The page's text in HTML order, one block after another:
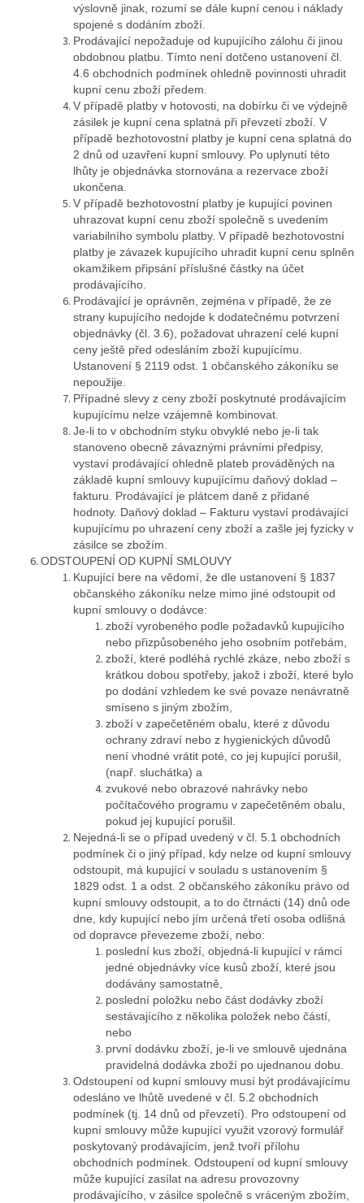
výslovně jinak, rozumí se dále kupní cenou i náklady
spojené s dodáním zboží.
Prodávající nepožaduje od kupujícího zálohu či jinou
obdobnou platbu. Tímto není dotčeno ustanovení čl.
4.6 obchodních podmínek ohledně povinnosti uhradit
kupní cenu zboží předem.
V případě platby v hotovosti, na dobírku či ve výdejně
zásilek je kupní cena splatná při převzetí zboží. V
případě bezhotovostní platby je kupní cena splatná do
2 dnů od uzavření kupní smlouvy. Po uplynutí této
lhůty je objednávka stornována a rezervace zboží
ukončena.
V případě bezhotovostní platby je kupující povinen
uhrazovat kupní cenu zboží společně s uvedením
variabilního symbolu platby. V případě bezhotovostní
platby je závazek kupujícího uhradit kupní cenu splněn
okamžikem připsání příslušné částky na účet
prodávajícího.
Prodávající je oprávněn, zejména v případě, že ze
strany kupujícího nedojde k dodatečnému potvrzení
objednávky (čl. 3.6), požadovat uhrazení celé kupní
ceny ještě před odesláním zboží kupujícímu.
Ustanovení § 2119 odst. 1 občanského zákoníku se
nepoužije.
Případné slevy z ceny zboží poskytnuté prodávajícím
kupujícímu nelze vzájemně kombinovat.
Je-li to v obchodním styku obvyklé nebo je-li tak
stanoveno obecně závaznými právními předpisy,
vystaví prodávající ohledně plateb prováděných na
základě kupní smlouvy kupujícímu daňový doklad –
fakturu. Prodávající je plátcem daně z přidané
hodnoty. Daňový doklad – Fakturu vystaví prodávající
kupujícímu po uhrazení ceny zboží a zašle jej fyzicky v
zásilce se zbožím.
ODSTOUPENÍ OD KUPNÍ SMLOUVY
Kupující bere na vědomí, že dle ustanovení § 1837
občanského zákoníku nelze mimo jiné odstoupit od
kupní smlouvy o dodávce:
zboží vyrobeného podle požadavků kupujícího
nebo přizpůsobeného jeho osobním potřebám,
zboží, které podléhá rychlé zkáze, nebo zboží s
krátkou dobou spotřeby, jakož i zboží, které bylo
po dodání vzhledem ke své povaze nenávratně
smíseno s jiným zbožím,
zboží v zapečetěném obalu, které z důvodu
ochrany zdraví nebo z hygienických důvodů
není vhodné vrátit poté, co jej kupující porušil,
(např. sluchátka) a
zvukové nebo obrazové nahrávky nebo
počítačového programu v zapečetěném obalu,
pokud jej kupující porušil.
Nejedná-li se o případ uvedený v čl. 5.1 obchodních
podmínek či o jiný případ, kdy nelze od kupní smlouvy
odstoupit, má kupující v souladu s ustanovením §
1829 odst. 1 a odst. 2 občanského zákoníku právo od
kupní smlouvy odstoupit, a to do čtrnácti (14) dnů ode
dne, kdy kupující nebo jím určená třetí osoba odlišná
od dopravce převezeme zboží, nebo:
poslední kus zboží, objedná-li kupující v rámci
jedné objednávky více kusů zboží, které jsou
dodávány samostatně,
poslední položku nebo část dodávky zboží
sestávajícího z několika položek nebo částí,
nebo
první dodávku zboží, je-li ve smlouvě ujednána
pravidelná dodávka zboží po ujednanou dobu.
Odstoupení od kupní smlouvy musí být prodávajícímu
odesláno ve lhůtě uvedené v čl. 5.2 obchodních
podmínek (tj. 14 dnů od převzetí). Pro odstoupení od
kupní smlouvy může kupující využit vzorový formulář
poskytovaný prodávajícím, jenž tvoří přílohu
obchodních podmínek. Odstoupení od kupní smlouvy
může kupující zasílat na adresu provozovny
prodávajícího, v zásilce společně s vráceným zbožím,